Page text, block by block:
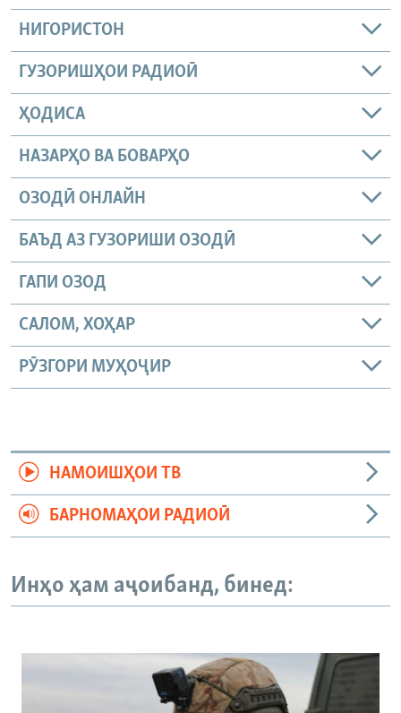
НИГОРИСТОН
ГУЗОРИШҲОИ РАДИОӢ
ҲОДИСА
НАЗАРҲО ВА БОВАРҲО
ОЗОДӢ ОНЛАЙН
БАЪД АЗ ГУЗОРИШИ ОЗОДӢ
ГАПИ ОЗОД
САЛОМ, ХОҲАР
РӮЗГОРИ МУҲОҶИР
НАМОИШҲОИ ТВ
БАРНОМАҲОИ РАДИОӢ
Инҳо ҳам аҷоибанд, бинед: